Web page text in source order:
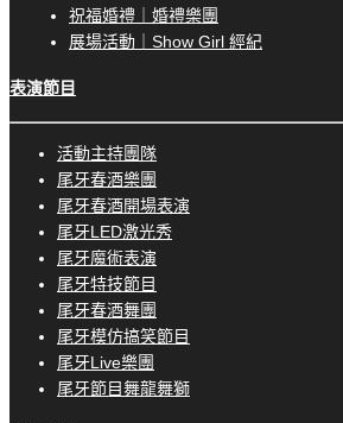
祝福婚禮｜婚禮樂團
展場活動｜Show Girl 經紀
表演節目
活動主持團隊
尾牙春酒樂團
尾牙春酒開場表演
尾牙LED激光秀
尾牙魔術表演
尾牙特技節目
尾牙春酒舞團
尾牙模仿搞笑節目
尾牙Live樂團
尾牙節目舞龍舞獅